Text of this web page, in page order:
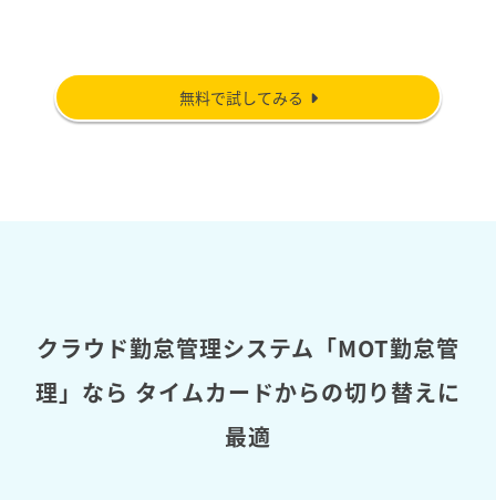
無料で試してみる
クラウド勤怠管理システム「MOT勤怠管
理」なら タイムカードからの切り替えに
最適